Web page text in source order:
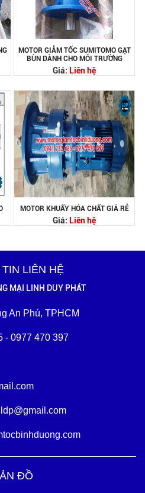
MOTOR GIẢM TỐC SUMITOMO GẠT
BÙN DÀNH CHO MÔI TRƯỜNG
Giá: Liên hệ
MOTOR KHUẤY HÓA CHẤT GIÁ RẺ
Giá: Liên hệ
LIÊN HỆ
MẠI LINH DUY PHÁT
An Phú, TPHCM
- 0977 470 397
ĐỒ